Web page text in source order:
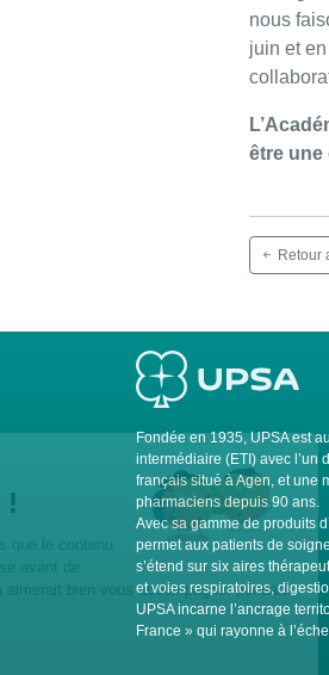
nous
juin et
être une
Retour
Fondée en 1935, UPSA est
intermédiaire (ETI) avec l’un
français situé à Agen, et une
pharmaciens depuis 90 ans.
Avec sa gamme de produits
permet aux patients de
s’étend sur six aires
et voies respiratoires,
UPSA incarne l’ancrage
France » qui rayonne à